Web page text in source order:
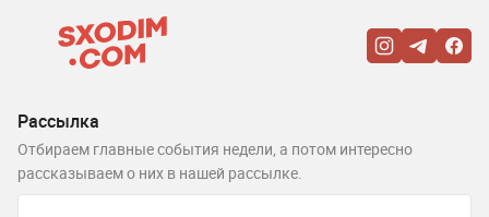
Рассылка
Отбираем главные события недели, а потом интересно
рассказываем о них в нашей рассылке.